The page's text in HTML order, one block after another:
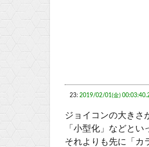
23: 2019/02/01(金)
ジョイコンの大きさ
「小型化」などと
それよりも先に「カ